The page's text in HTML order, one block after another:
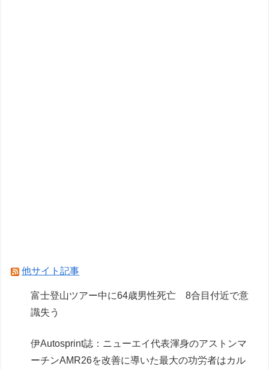
を伝えて♡」を公開
Powered by livedoor 相互RSS
他サイト記事
富士登山ツアー中に64歳男性死亡 8合目付近で意
識失う
伊Autosprint誌：ニューエイ代表渾身のアストンマ
ーチンAMR26を改善に導いた最大の功労者はカル